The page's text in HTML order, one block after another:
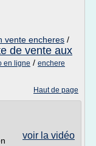
vente encheres /
de vente aux
en ligne / enchere
Haut de page
voir la vidéo